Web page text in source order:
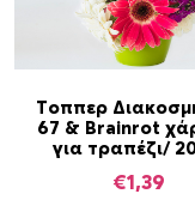
Τοππερ
67 & Brainrot
για τραπέζι/
€1,39